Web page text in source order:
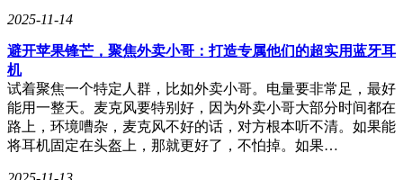
现“0样本声音复刻”，即AI在听用户说话的同时就能捕捉音色
并生成同步译文，用“用户的声音”说出外语。这一创新使得跨
语言直播、远程多人会议，以及在AI眼镜、AI耳机中的实时
同传等应用场景拥有了更大的想象空间。
如果说前两款模型是“感知系统”的升级部件，那么第三款模型
——豆包1.6系列的极速版Seed-1.6-flash，则是一块能够大规模
部署的“神经中枢”。它兼顾低延迟、强通用能力和超低成本，
特别适用于对性能要求极高的场景，如智能巡检、手机助手、
2025-11-14
避开苹果锋芒，聚焦外卖小哥：打造专属他们的超实用蓝牙耳
机
试着聚焦一个特定人群，比如外卖小哥。电量要非常足，最好
能用一整天。麦克风要特别好，因为外卖小哥大部分时间都在
路上，环境嘈杂，麦克风不好的话，对方根本听不清。如果能
将耳机固定在头盔上，那就更好了，不怕掉。如果…